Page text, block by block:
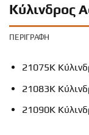
Κύλινδρος
ΠΕΡΙΓΡΑΦΉ
21075K
21083K
21090K